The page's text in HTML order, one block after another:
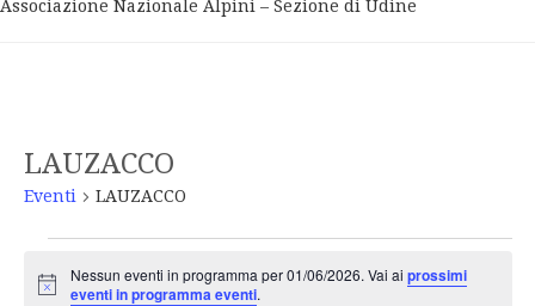
Associazione Nazionale Alpini – Sezione di Udine
LAUZACCO
Eventi LAUZACCO
Notice
Nessun eventi in programma per 01/06/2026. Vai aiprossimi
eventi in programma eventi.